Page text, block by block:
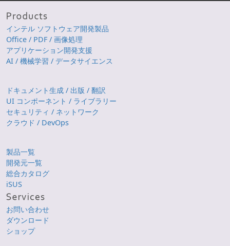
インテル ソフトウェア開発製品
Office / PDF / 画像処理
アプリケーション開発支援
AI / 機械学習 / データサイエンス
ドキュメント生成 / 出版 / 翻訳
UI コンポーネント / ライブラリー
セキュリティ / ネットワーク
クラウド / DevOps
製品一覧
開発元一覧
総合カタログ
iSUS
お問い合わせ
ダウンロード
ショップ